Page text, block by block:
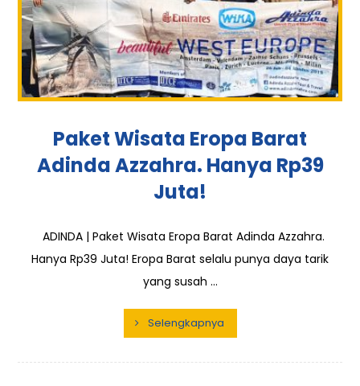
Paket Wisata Eropa Barat
Adinda Azzahra. Hanya Rp39
Juta!
ADINDA | Paket Wisata Eropa Barat Adinda Azzahra.
Hanya Rp39 Juta! Eropa Barat selalu punya daya tarik
yang susah ...
Selengkapnya